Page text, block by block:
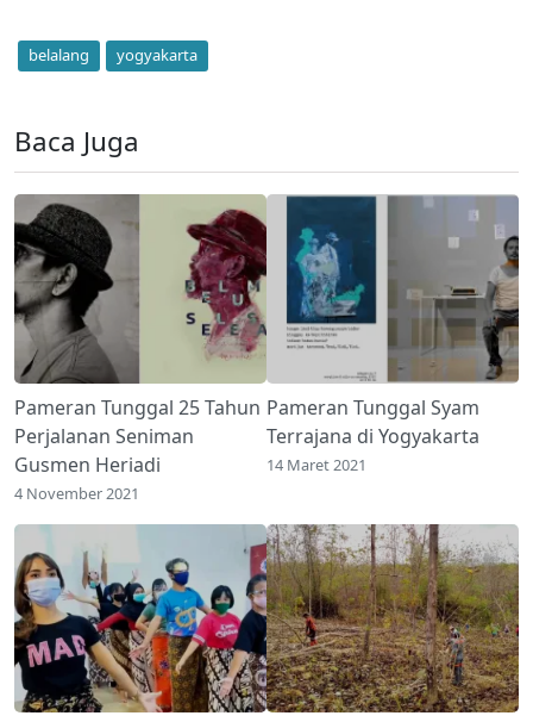
belalang yogyakarta
Baca Juga
Pameran Tunggal 25 Tahun
Perjalanan Seniman
Gusmen Heriadi
4 November 2021
Pameran Tunggal Syam
Terrajana di Yogyakarta
14 Maret 2021